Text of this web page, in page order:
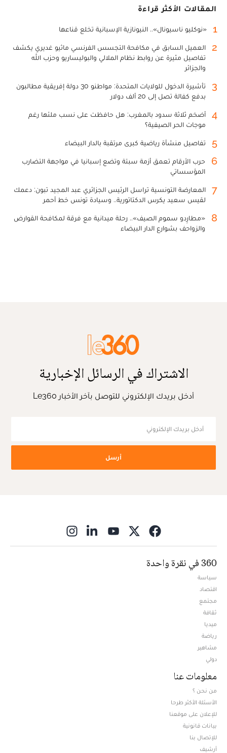
المقالات الأكثر قراءة
1 «نوكليو ناسيونال».. النيونازية الإسبانية تخلع قناعها
2
العميل السابق في مكافحة التجسس الفرنسي ماثيو غديري يكشف
تفاصيل مثيرة عن روابط نظام الملالي والبوليساريو وحزب الله
والجزائر
3
تأشيرة الدخول للولايات المتحدة: مواطنو 30 دولة إفريقية مطالبون
بدفع كفالة تصل إلى 20 ألف دولار
4
أضخم ثلاثة سدود بالمغرب: هل حافظت على نسب ملئها رغم
موجات الحر الصيفية؟
5 تفاصيل منشأة رياضية كبرى مرتقبة بالدار البيضاء
6
حرب الأرقام تعمق أزمة سبتة وتضع إسبانيا في مواجهة التضارب
المؤسساتي
7
المعارضة التونسية تراسل الرئيس الجزائري عبد المجيد تبون: دعمك
لقيس سعيد يكرس الدكتاتورية.. وسيادة تونس خط أحمر
8
«مطارِدو سموم الصيف».. رحلة ميدانية مع فرقة لمكافحة القوارض
والزواحف بشوارع الدار البيضاء
الاشتراك في الرسائل الإخبارية
أدخل بريدك الإلكتروني للتوصل بآخر الأخبار Le360
أرسل
360 في نقرة واحدة
سياسة
اقتصاد
مجتمع
ثقافة
ميديا
رياضة
مشاهير
دولي
معلومات عنا
من نحن ؟
الأسئلة الأكثر طرحا
للإعلان على موقعنا
بيانات قانونية
للإتصال بنا
أرشيف